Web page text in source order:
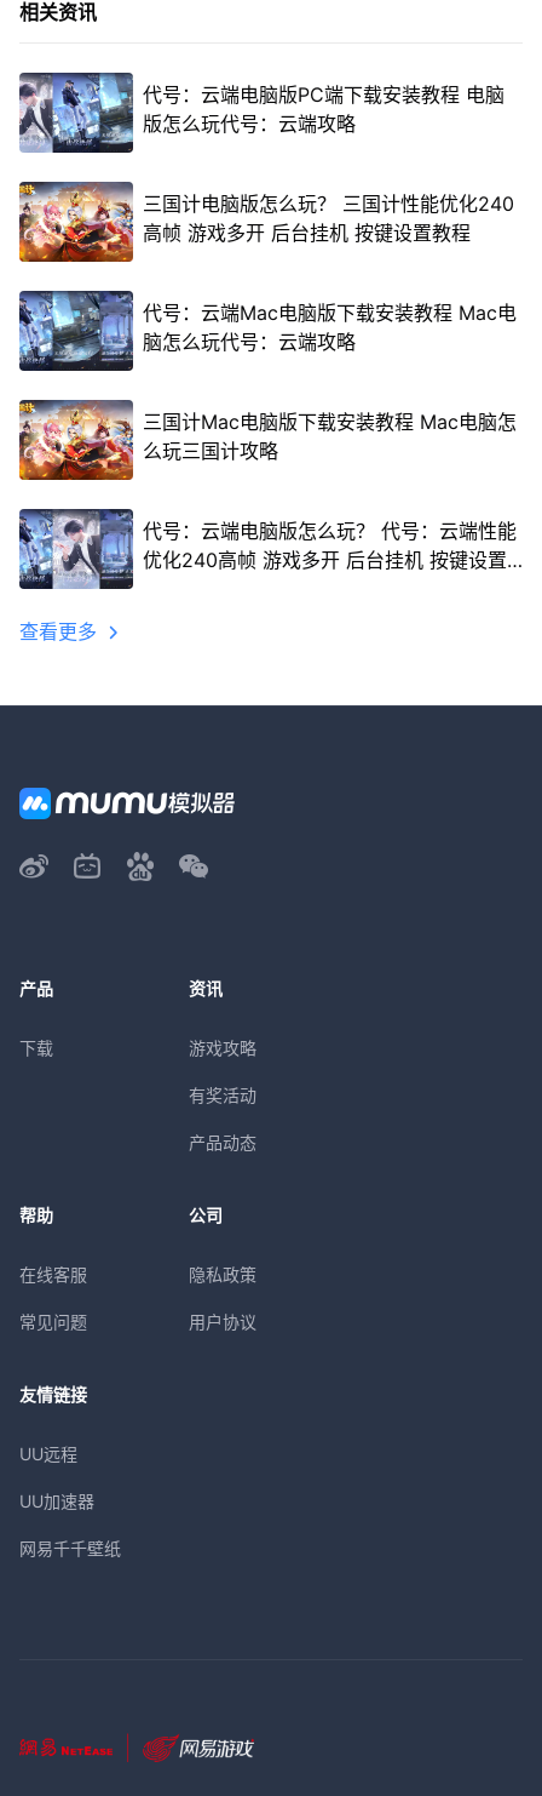
相关资讯
代号：云端电脑版PC端下载安装教程 电脑
版怎么玩代号：云端攻略
三国计电脑版怎么玩？ 三国计性能优化240
高帧 游戏多开 后台挂机 按键设置教程
代号：云端Mac电脑版下载安装教程 Mac电
脑怎么玩代号：云端攻略
三国计Mac电脑版下载安装教程 Mac电脑怎
么玩三国计攻略
代号：云端电脑版怎么玩？ 代号：云端性能
优化240高帧 游戏多开 后台挂机 按键设置
查看更多
产品
下载
资讯
游戏攻略
有奖活动
产品动态
帮助
在线客服
常见问题
公司
隐私政策
用户协议
友情链接
UU远程
UU加速器
网易千千壁纸